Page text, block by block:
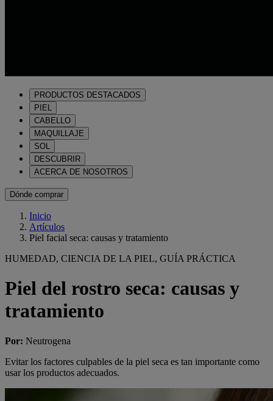
PRODUCTOS DESTACADOS
PIEL
CABELLO
MAQUILLAJE
SOL
DESCUBRIR
ACERCA DE NOSOTROS
Dónde comprar
Inicio
Artículos
Piel facial seca: causas y tratamiento
HUMEDAD, CIENCIA DE LA PIEL, GUÍA PRÁCTICA
Piel del rostro seca: causas y
tratamiento
Por: Neutrogena
Evitar los factores culpables de la piel seca es tan importante como
usar los productos adecuados.